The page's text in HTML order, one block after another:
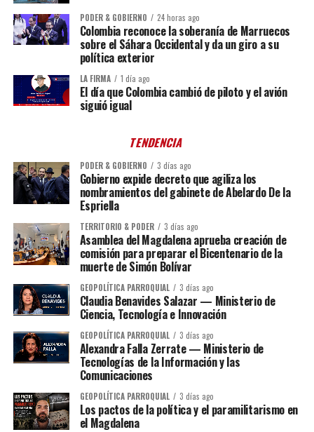
PODER & GOBIERNO 24 horas ago
Colombia reconoce la soberanía de Marruecos
sobre el Sáhara Occidental y da un giro a su
política exterior
LA FIRMA 1 día ago
El día que Colombia cambió de piloto y el avión
siguió igual
TENDENCIA
PODER & GOBIERNO 3 días ago
Gobierno expide decreto que agiliza los
nombramientos del gabinete de Abelardo De la
Espriella
TERRITORIO & PODER 3 días ago
Asamblea del Magdalena aprueba creación de
comisión para preparar el Bicentenario de la
muerte de Simón Bolívar
GEOPOLÍTICA PARROQUIAL 3 días ago
Claudia Benavides Salazar — Ministerio de
Ciencia, Tecnología e Innovación
GEOPOLÍTICA PARROQUIAL 3 días ago
Alexandra Falla Zerrate — Ministerio de
Tecnologías de la Información y las
Comunicaciones
GEOPOLÍTICA PARROQUIAL 3 días ago
Los pactos de la política y el paramilitarismo en
el Magdalena